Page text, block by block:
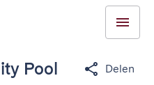
Pool Delen